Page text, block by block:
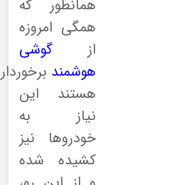
همانطور که
همگی امروزه
از گوشی
هوشمند برخوردار
هستند این
نیاز به
خودروها نیز
کشیده شده